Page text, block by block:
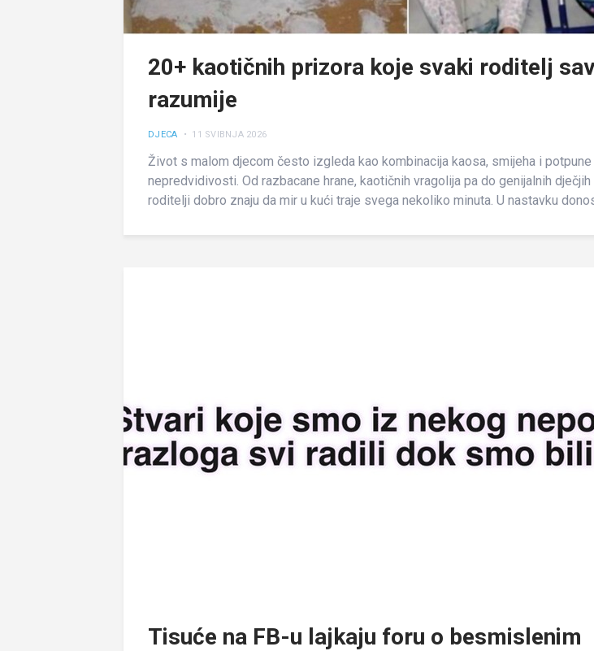
20+ kaotičnih prizora koje svaki roditelj
razumije
DJECA • 11 SVIBNJA 2026
Život s malom djecom često izgleda kao kombinacija kaosa, smijeha i potpune
nepredvidivosti. Od razbacane hrane, kaotičnih vragolija pa do genijalnih dječjih
roditelji dobro znaju da mir u kući traje svega nekoliko minuta. U nastavku
Tisuće na FB-u lajkaju foru o besmislenim